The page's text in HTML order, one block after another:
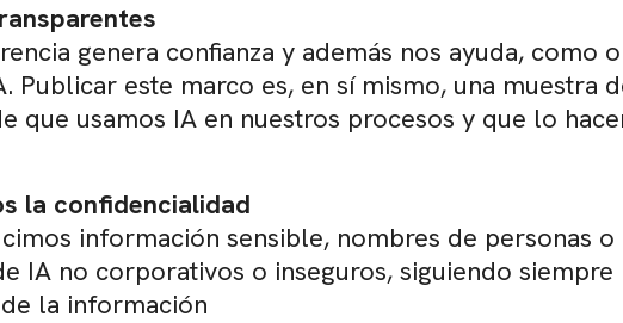
genera confianza y además nos ayuda, como
Publicar este marco es, en sí mismo, una muestra
que usamos IA en nuestros procesos y que lo
la confidencialidad
información sensible, nombres de personas
IA no corporativos o inseguros, siguiendo
la información